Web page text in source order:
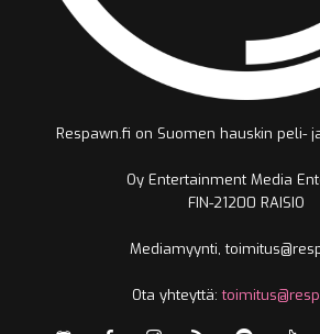
Respawn.fi on Suomen hauskin peli-
Oy Entertainment Media
FIN-21200 RAISIO
Mediamyynti,
Ota yhteyttä: